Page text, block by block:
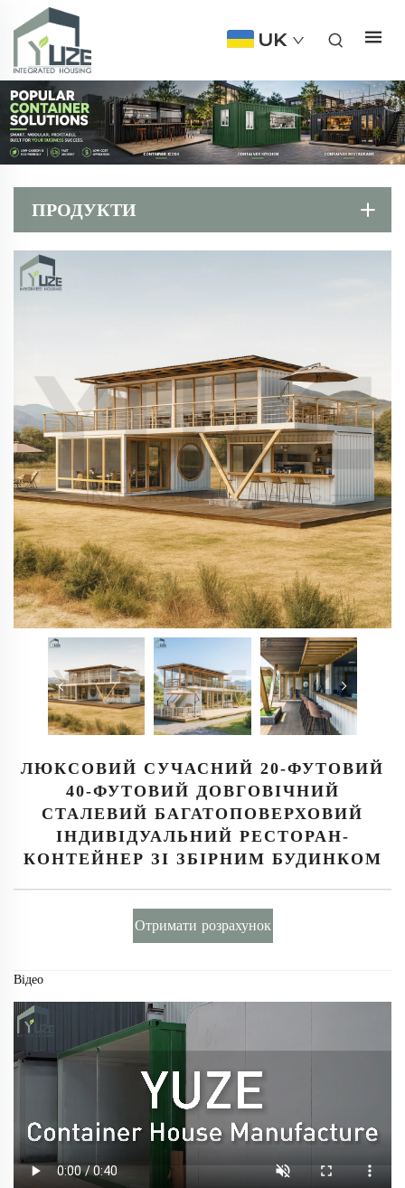
UK
ПРОДУКТИ
ЛЮКСОВИЙ СУЧАСНИЙ 20-ФУТОВИЙ
40-ФУТОВИЙ ДОВГОВІЧНИЙ
СТАЛЕВИЙ БАГАТОПОВЕРХОВИЙ
ІНДИВІДУАЛЬНИЙ РЕСТОРАН-
КОНТЕЙНЕР ЗІ ЗБІРНИМ БУДИНКОМ
Отримати розрахунок
Відео